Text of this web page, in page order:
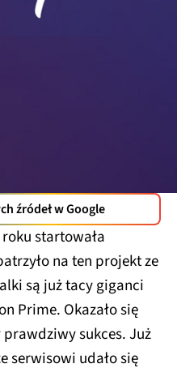
źródeł w Google
startowała
na ten projekt ze
są już tacy giganci
Prime. Okazało się
prawdziwy sukces. Już
serwisowi udało się